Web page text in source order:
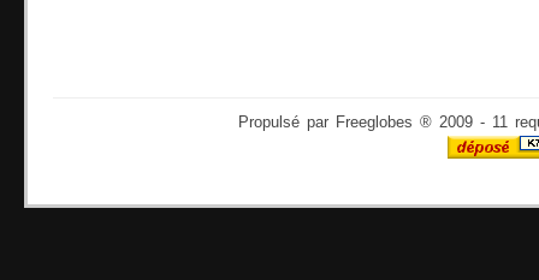
Propulsé par Freeglobes ® 2009 - 11